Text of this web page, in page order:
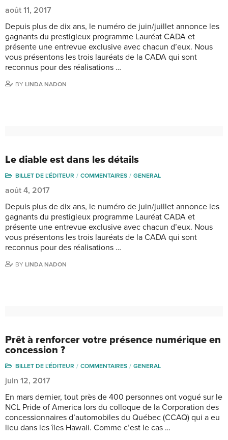
août 11, 2017
Depuis plus de dix ans, le numéro de juin/juillet annonce les
gagnants du prestigieux programme Lauréat CADA et
présente une entrevue exclusive avec chacun d’eux. Nous
vous présentons les trois lauréats de la CADA qui sont
reconnus pour des réalisations …
BY LINDA NADON
Le diable est dans les détails
BILLET DE L'ÉDITEUR COMMENTAIRES GENERAL
août 4, 2017
Depuis plus de dix ans, le numéro de juin/juillet annonce les
gagnants du prestigieux programme Lauréat CADA et
présente une entrevue exclusive avec chacun d’eux. Nous
vous présentons les trois lauréats de la CADA qui sont
reconnus pour des réalisations …
BY LINDA NADON
Prêt à renforcer votre présence numérique en
concession ?
BILLET DE L'ÉDITEUR COMMENTAIRES GENERAL
juin 12, 2017
En mars dernier, tout près de 400 personnes ont vogué sur le
NCL Pride of America lors du colloque de la Corporation des
concessionnaires d’automobiles du Québec (CCAQ) qui a eu
lieu dans les îles Hawaii. Comme c’est le cas …